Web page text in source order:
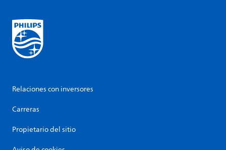
Relaciones con inversores
Carreras
Propietario del sitio